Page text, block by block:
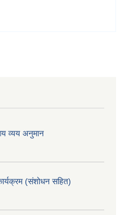
व्यय अनुमान
(संशोधन सहित)